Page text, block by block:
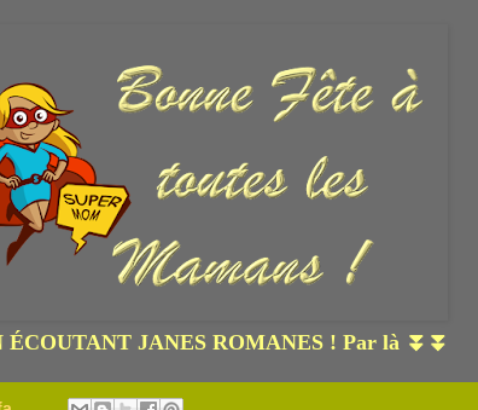
ÉCOUTANT JANES ROMANES ! Par là ⏬⏬